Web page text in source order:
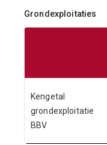
Grondexploitaties
Kengetal
grondexploitatie
BBV